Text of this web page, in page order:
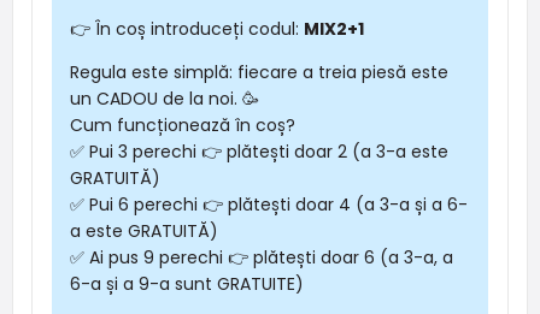
👉 În coș introduceți codul: MIX2+1
Regula este simplă: fiecare a treia piesă este
un CADOU de la noi. 🥳
Cum funcționează în coș?
✅ Pui 3 perechi 👉 plătești doar 2 (a 3-a este
GRATUITĂ)
✅ Pui 6 perechi 👉 plătești doar 4 (a 3-a și a 6-
a este GRATUITĂ)
✅ Ai pus 9 perechi 👉 plătești doar 6 (a 3-a, a
6-a și a 9-a sunt GRATUITE)